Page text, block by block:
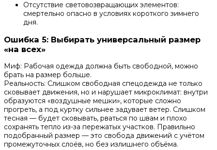
Отсутствие световозвращающих элементов:
смертельно опасно в условиях короткого зимнего
дня.
Ошибка 5: Выбирать универсальный размер
«на всех»
Миф: Рабочая одежда должна быть свободной, можно
брать на размер больше.
Реальность: Слишком свободная спецодежда не только
сковывает движения, но и нарушает микроклимат: внутри
образуются «воздушные мешки», которые сложно
прогреть, а под куртку сильнее задувает ветер. Слишком
тесная — будет сковывать, рваться по швам и плохо
сохранять тепло из-за пережатых участков. Правильно
подобранный размер — это свобода движений с учётом
промежуточных слоёв, но без излишнего объёма.